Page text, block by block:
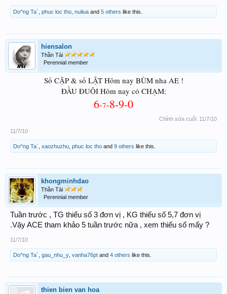
Do^ng Ta` phuc loc tho nuilua and 5 others like this.
hiensalon
Thần Tài
Perennial member
Số CẶP & số LẬT Hôm nay BÙM nha AE !
ĐẦU ĐUÔI Hôm nay có CHẠM:
6-7-8-9-0
Chỉnh sửa cuối: 11/7/10
11/7/10
Do^ng Ta` xaozhuzhu phuc loc tho and 9 others like this.
khongminhdao
Thần Tài
Perennial member
Tuần trước , TG thiếu số 3 đơn vị , KG thiếu số 5,7 đơn vị
.Vậy ACE tham khảo 5 tuần trước nữa , xem thiếu số mấy ?
11/7/10
Do^ng Ta` gau_nhu_y vanha76pt and 4 others like this.
thien bien van hoa